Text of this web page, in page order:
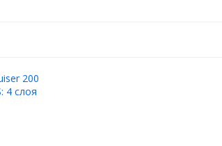
200
4 слоя